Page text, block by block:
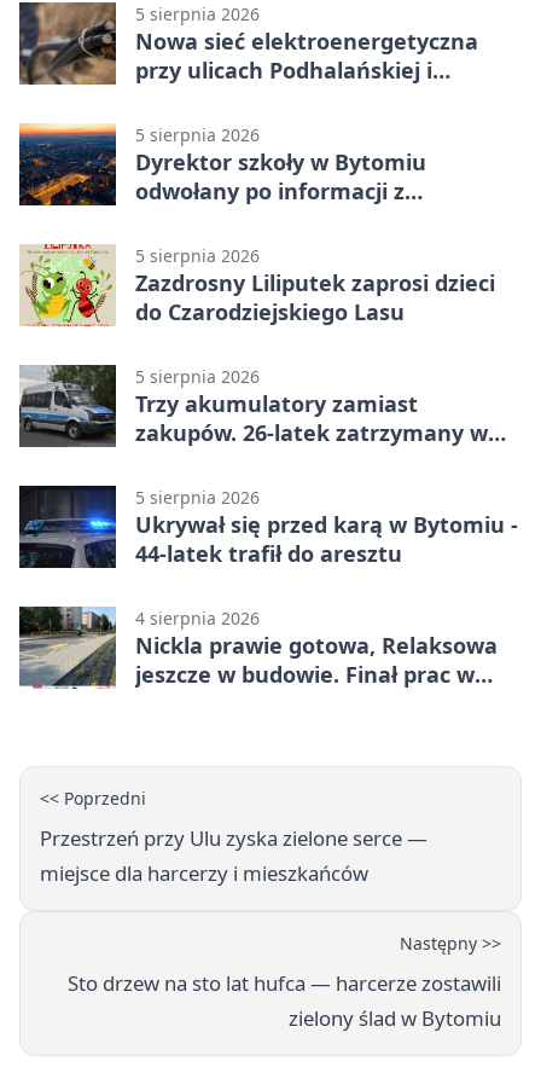
5 sierpnia 2026
Nowa sieć elektroenergetyczna
przy ulicach Podhalańskiej i
5 sierpnia 2026
Dyrektor szkoły w Bytomiu
odwołany po informacji z
5 sierpnia 2026
Zazdrosny Liliputek zaprosi dzieci
do Czarodziejskiego Lasu
5 sierpnia 2026
Trzy akumulatory zamiast
zakupów. 26-latek zatrzymany w
5 sierpnia 2026
Ukrywał się przed karą w Bytomiu -
44-latek trafił do aresztu
4 sierpnia 2026
Nickla prawie gotowa, Relaksowa
jeszcze w budowie. Finał prac w
<< Poprzedni
Przestrzeń przy Ulu zyska zielone serce —
miejsce dla harcerzy i mieszkańców
Następny >>
Sto drzew na sto lat hufca — harcerze zostawili
zielony ślad w Bytomiu